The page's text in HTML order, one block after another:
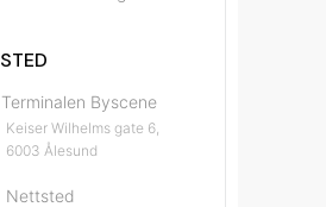
STED
Terminalen Byscene
Keiser Wilhelms gate 6,
6003 Ålesund
Nettsted